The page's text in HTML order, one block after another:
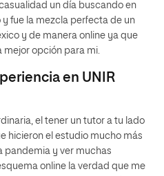
un día buscando en
y fue la mezcla perfecta de un
y de manera online ya que
mejor opción para mi.
en UNIR
el tener un tutor a tu lado
hicieron el estudio mucho más
pandemia y ver muchas
online la verdad que me